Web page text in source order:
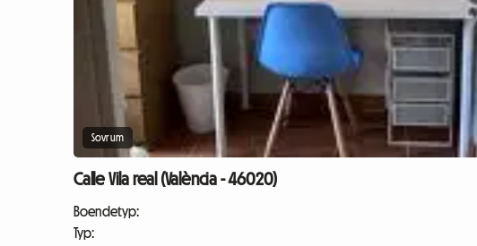
Sovrum
Calle Vila real (València - 46020)
Boendetyp:
Typ: